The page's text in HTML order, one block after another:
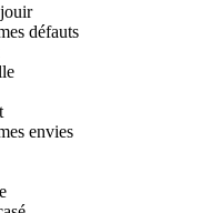
défauts
envies